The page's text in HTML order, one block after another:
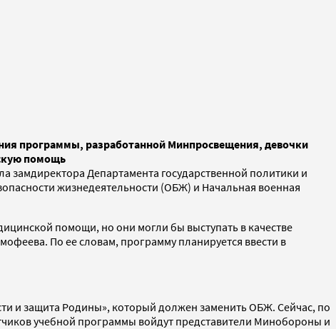
программы, разработанной Минпросвещения, девочки
помощь
Департамента государственной политики и
жизнедеятельности (ОБЖ) и Начальная военная
помощи, но они могли бы выступать в качестве
По ее словам, программу планируется ввести в
и защита Родины», который должен заменить ОБЖ. Сейчас, по
учебной программы войдут представители Минобороны и